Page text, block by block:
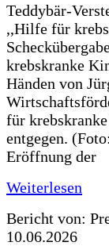
Teddybär-
,,Hilfe für
krebskranke
Händen von
für
entgegen.
Eröffnung der
Weiterlesen
Bericht von:
10.06.2026